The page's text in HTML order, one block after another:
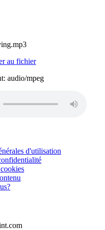
au fichier
audio/mpeg
d'utilisation